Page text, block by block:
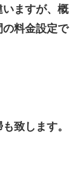
ますが、概
料金設定で
致します。